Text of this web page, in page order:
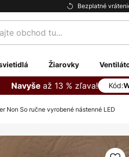
Bezplatné
Žiarovky
Navyše až 13 % zľava! Kód:
Non So ručne vyrobené nástenné LED